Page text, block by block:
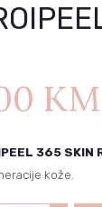
KM
365 SKIN
kože.